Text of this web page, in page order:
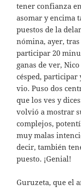
tener confianza
asomar y encima
puestos de la
nómina, ayer,
participar 20
ganas de ver,
césped, participar
vio. Puso dos
que los ves y
volvió a mostrar
complejos,
muy malas
decir, también
puesto. ¡Genial!
Guruzeta, que el